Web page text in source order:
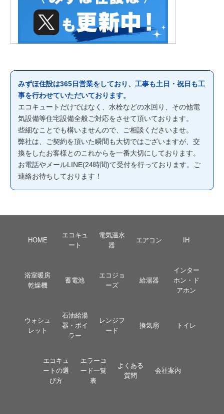
みずほ住設は365日営業をしており、工事も土日・祝日も工
事を行わせていただいております。
エコキュートだけではなく、水栓などの水回り、その他電
気設備等住宅設備全般ご対応をさせて頂いております。
些細なことでも構いませんので、ご相談くださいませ。
弊社は、ご契約を頂いた瞬間も大切ではございますが、交
換をしたお客様とのこれからを一番大切にしております。
お電話やメールLINE(24時間)て受付を行っております。ご
連絡お待ちしております！
HOME
エコキュ
ート
電気温水
器
エアコン IH
浴室暖房
乾燥機
蓄電池
エコジョ
ーズ
給湯器
インター
ホン・ド
アホン
ウォシュ
レット
石油給湯
器・ボイ
ラー
レンジフ
ード
換気扇 トイレ
エコキュ
ートの選
び方
エラーコ
ード一覧
表
よくある
質問
会社案内